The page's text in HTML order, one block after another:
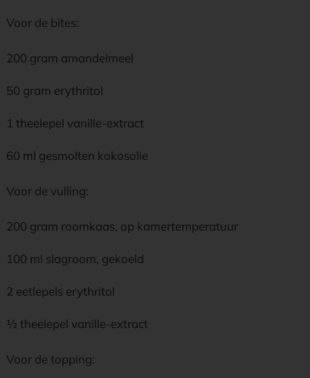
Voor de bites:
200 gram amandelmeel
50 gram erythritol
1 theelepel vanille-extract
60 ml gesmolten kokosolie
Voor de vulling:
200 gram roomkaas, op kamertemperatuur
100 ml slagroom, gekoeld
2 eetlepels erythritol
½ theelepel vanille-extract
Voor de topping: